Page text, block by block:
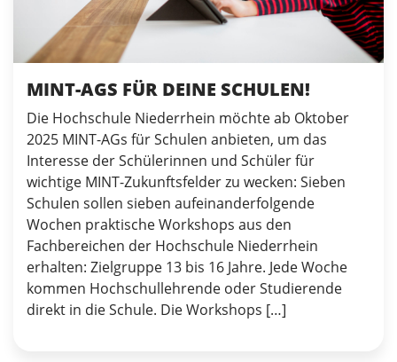
MINT-AGS FÜR DEINE SCHULEN!
Die Hochschule Niederrhein möchte ab Oktober
2025 MINT-AGs für Schulen anbieten, um das
Interesse der Schülerinnen und Schüler für
wichtige MINT-Zukunftsfelder zu wecken: Sieben
Schulen sollen sieben aufeinanderfolgende
Wochen praktische Workshops aus den
Fachbereichen der Hochschule Niederrhein
erhalten: Zielgruppe 13 bis 16 Jahre. Jede Woche
kommen Hochschullehrende oder Studierende
direkt in die Schule. Die Workshops […]